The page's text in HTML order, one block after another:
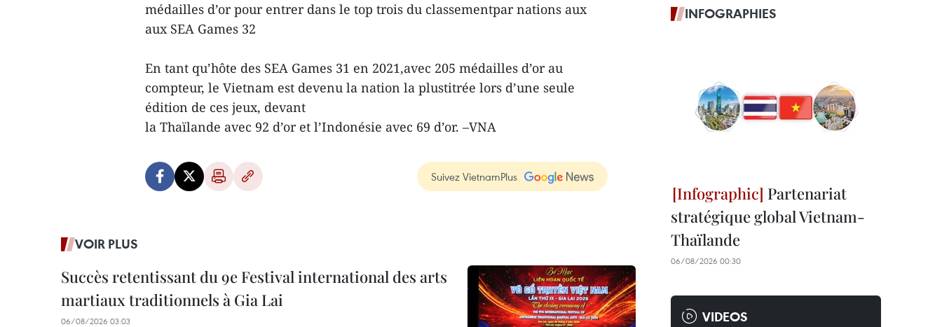
médailles d’or pour entrer dans le top trois du classementpar nations aux
aux SEA Games 32
En tant qu’hôte des SEA Games 31 en 2021,avec 205 médailles d’or au
compteur, le Vietnam est devenu la nation la plustitrée lors d’une seule
édition de ces jeux, devant
la Thaïlande avec 92 d’or et l’Indonésie avec 69 d’or. –VNA
Suivez VietnamPlus
VOIR PLUS
Succès retentissant du 9e Festival international des arts
martiaux traditionnels à Gia Lai
06/08/2026 03:03
INFOGRAPHIES
Partenariat
stratégique global Vietnam-
Thaïlande
06/08/2026 00:30
VIDEOS